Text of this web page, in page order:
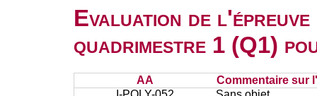
Evaluation de
quadrimestre 1 (Q1)
AA
Commentaire sur